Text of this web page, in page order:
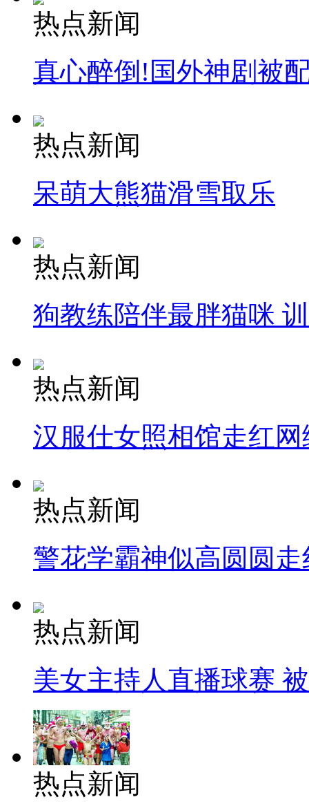
热点新闻
真心醉倒!国外神剧被
热点新闻
呆萌大熊猫滑雪取乐
热点新闻
狗教练陪伴最胖猫咪
热点新闻
汉服仕女照相馆走红网
热点新闻
警花学霸神似高圆圆走
热点新闻
美女主持人直播球赛
热点新闻